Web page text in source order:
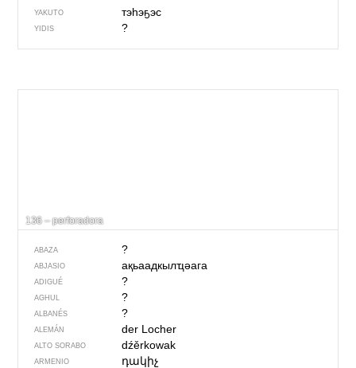
YAKUTO тэһэҕэс
YIDIS ?
136 – perforadora
ABAZA ?
ABJASIO ақьаадкылҵәага
ADIGUÉ ?
AGHUL ?
ALBANÉS ?
ALEMÁN der Locher
ALTO SORABO dźěrkowak
ARMENIO դակիչ